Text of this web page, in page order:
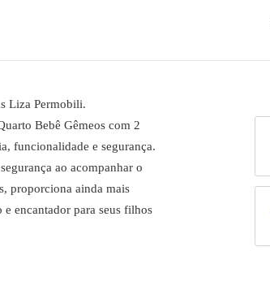
Liza Permobili.
Bebê Gêmeos com 2
funcionalidade e segurança.
ao acompanhar o
proporciona ainda mais
encantador para seus filhos